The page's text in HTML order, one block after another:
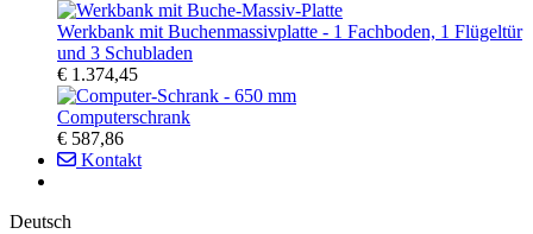
Werkbank mit Buchenmassivplatte - 1 Fachboden, 1 Flügeltür
und 3 Schubladen
€ 1.374,45
Computerschrank
€ 587,86
Kontakt
Deutsch